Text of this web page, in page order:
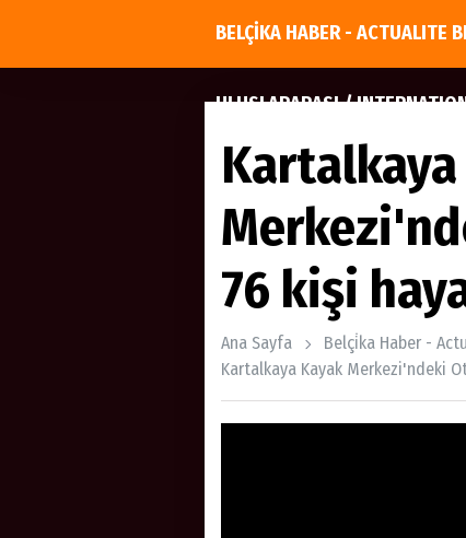
BELÇİKA HABER - ACTUALITE
ULUSLARARASI /
76 kişi
Ana Sayfa
Belçi̇ka Haber -
Kartalkaya Kayak Merkezi'ndeki